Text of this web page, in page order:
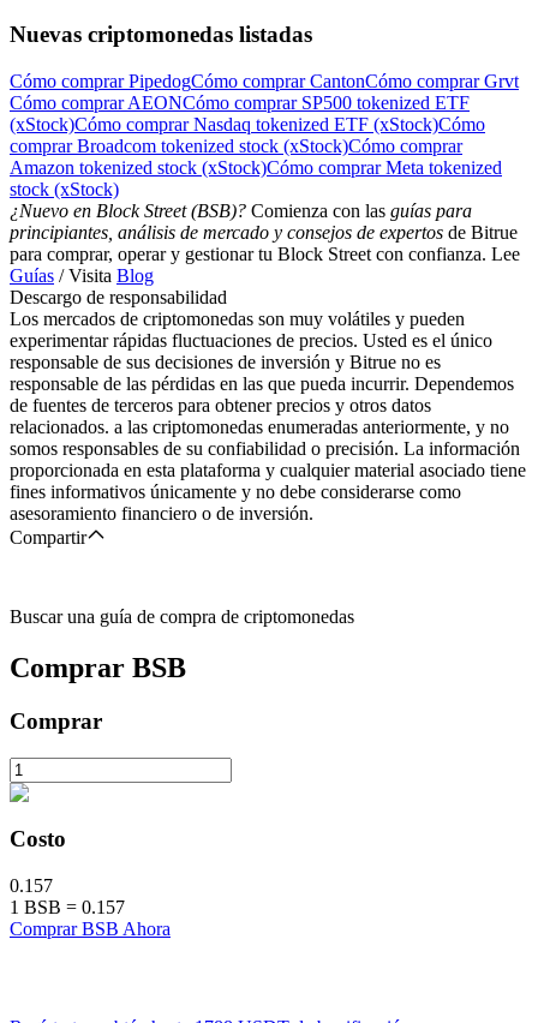
Nuevas criptomonedas listadas
Cómo comprar PipedogCómo comprar CantonCómo comprar Grvt
Cómo comprar AEONCómo comprar SP500 tokenized ETF
(xStock)Cómo comprar Nasdaq tokenized ETF (xStock)Cómo
comprar Broadcom tokenized stock (xStock)Cómo comprar
Amazon tokenized stock (xStock)Cómo comprar Meta tokenized
stock (xStock)
¿Nuevo en Block Street (BSB)? Comienza con las guías para
principiantes, análisis de mercado y consejos de expertos de Bitrue
para comprar, operar y gestionar tu Block Street con confianza. Lee
Guías / Visita Blog
Descargo de responsabilidad
Los mercados de criptomonedas son muy volátiles y pueden
experimentar rápidas fluctuaciones de precios. Usted es el único
responsable de sus decisiones de inversión y Bitrue no es
responsable de las pérdidas en las que pueda incurrir. Dependemos
de fuentes de terceros para obtener precios y otros datos
relacionados. a las criptomonedas enumeradas anteriormente, y no
somos responsables de su confiabilidad o precisión. La información
proporcionada en esta plataforma y cualquier material asociado tiene
fines informativos únicamente y no debe considerarse como
asesoramiento financiero o de inversión.
Compartir
Buscar una guía de compra de criptomonedas
Comprar BSB
Comprar
Costo
0.157
1 BSB = 0.157
Comprar BSB Ahora